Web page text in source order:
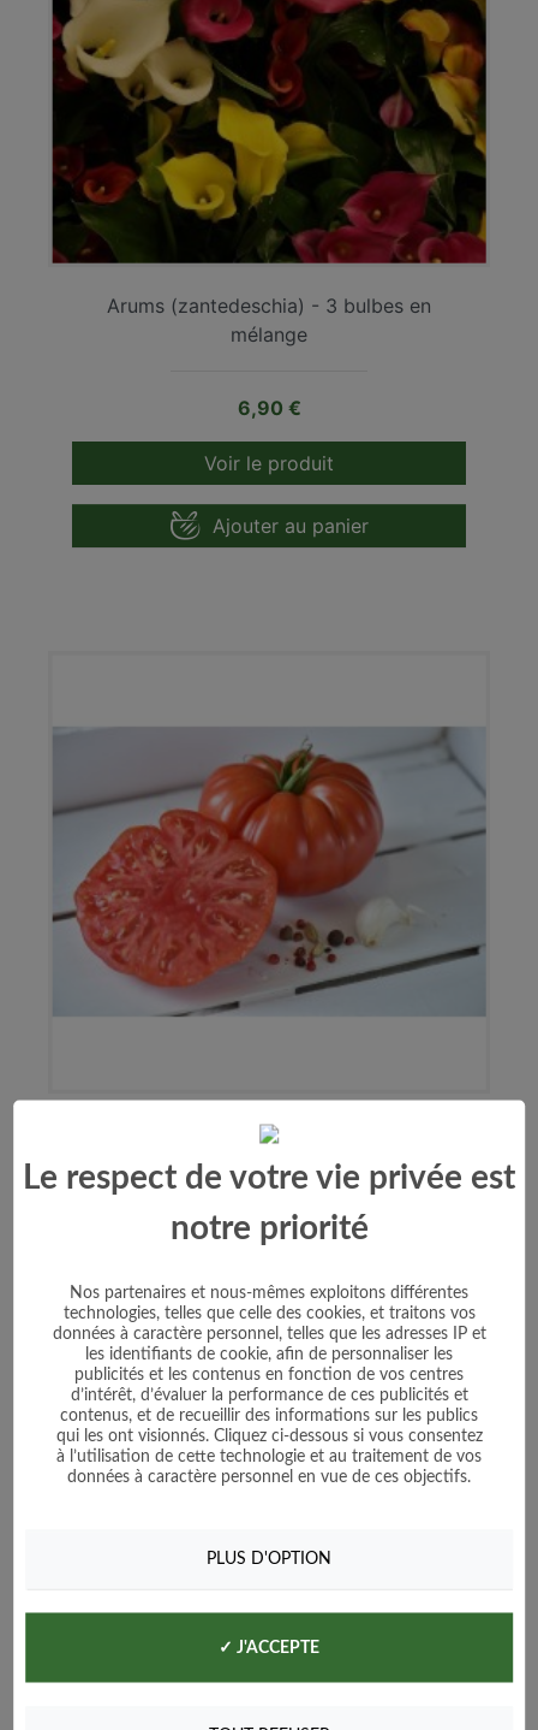
Arums (zantedeschia) - 3 bulbes en
mélange
Prix
6,90 €
Voir le produit
Ajouter au panier
Tomate Marbonne F1
Prix
3,50 €
Voir le produit
Ajouter au panier
Le respect de votre vie privée est
notre priorité
Nos partenaires et nous-mêmes exploitons différentes
technologies, telles que celle des cookies, et traitons vos
données à caractère personnel, telles que les adresses IP et
les identifiants de cookie, afin de personnaliser les
publicités et les contenus en fonction de vos centres
d’intérêt, d’évaluer la performance de ces publicités et
contenus, et de recueillir des informations sur les publics
qui les ont visionnés. Cliquez ci-dessous si vous consentez
à l’utilisation de cette technologie et au traitement de vos
données à caractère personnel en vue de ces objectifs.
PLUS D'OPTION
✓ J'ACCEPTE